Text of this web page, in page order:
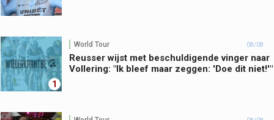
1
World Tour 08/08
Reusser wijst met beschuldigende vinger naar
Vollering: "Ik bleef maar zeggen: 'Doe dit niet!'"